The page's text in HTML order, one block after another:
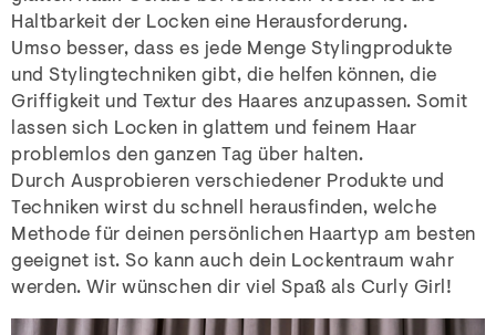
Haltbarkeit der Locken eine Herausforderung.
Umso besser, dass es jede Menge Stylingprodukte
und Stylingtechniken gibt, die helfen können, die
Griffigkeit und Textur des Haares anzupassen. Somit
lassen sich Locken in glattem und feinem Haar
problemlos den ganzen Tag über halten.
Durch Ausprobieren verschiedener Produkte und
Techniken wirst du schnell herausfinden, welche
Methode für deinen persönlichen Haartyp am besten
geeignet ist. So kann auch dein Lockentraum wahr
werden. Wir wünschen dir viel Spaß als Curly Girl!